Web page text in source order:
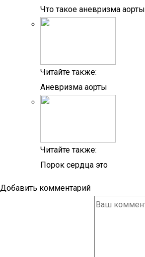
Что такое аневризма аорты
Читайте также:
Аневризма аорты
Читайте также:
Порок сердца это
Добавить комментарий